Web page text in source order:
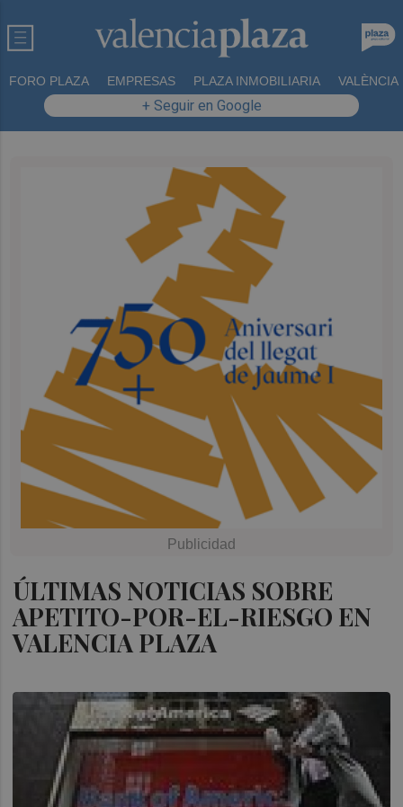
FORO PLAZA EMPRESAS PLAZA INMOBILIARIA VALÈNCIA
+ Seguir en Google
ÚLTIMAS NOTICIAS SOBRE
APETITO-POR-EL-RIESGO EN
VALENCIA PLAZA